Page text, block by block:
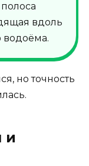
вдоль
водоёма.
но точность
и